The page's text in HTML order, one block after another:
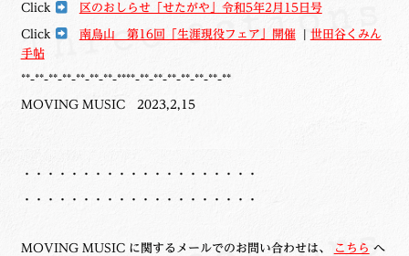
Click 区のおしらせ「せたがや」令和5年2月15日号
Click 南烏山 第16回「生涯現役フェア」開催| 世田谷くみん
手帖
**-**-**-**-**-**-**-****-**-**-**-**-**-**-**
MOVING MUSIC 2023,2,15
・・・・・・・・・・・・・・・・・・・・
・・・・・・・・・・・・・・・・・・・・
MOVING MUSIC に関するメールでのお問い合わせは、 こちら へ